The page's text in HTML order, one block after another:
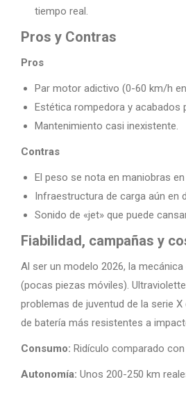
tiempo real.
Pros y Contras
Pros
Par motor adictivo (0-60 km/h
Estética rompedora y acabados
Mantenimiento casi inexistente.
Contras
El peso se nota en maniobras
Infraestructura de carga aún en
Sonido de «jet» que puede
Fiabilidad, campañas y
Al ser un modelo 2026, la
(pocas piezas móviles).
problemas de juventud de la serie
de batería más resistentes a
Consumo: Ridículo comparado
Autonomía: Unos 200-250 km